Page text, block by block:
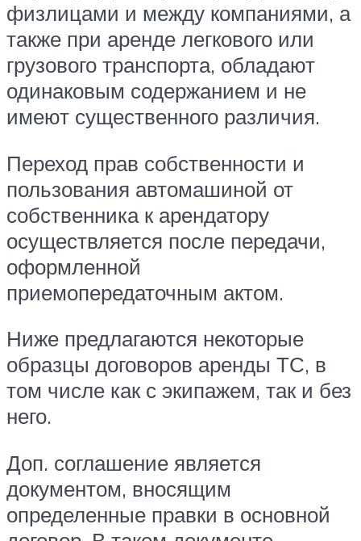
физлицами и между компаниями, а
также при аренде легкового или
грузового транспорта, обладают
одинаковым содержанием и не
имеют существенного различия.
Переход прав собственности и
пользования автомашиной от
собственника к арендатору
осуществляется после передачи,
оформленной
приемопередаточным актом.
Ниже предлагаются некоторые
образцы договоров аренды ТС, в
том числе как с экипажем, так и без
него.
Доп. соглашение является
документом, вносящим
определенные правки в основной